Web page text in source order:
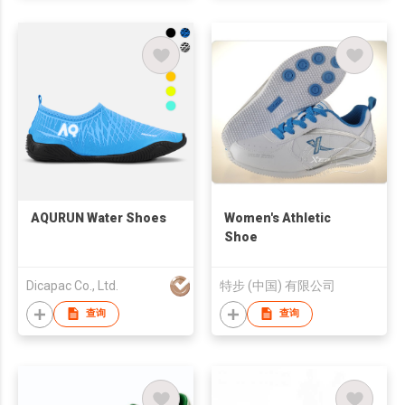
AQURUN Water Shoes
Dicapac Co., Ltd.
查询
Women's Athletic
Shoe
特步 (中国) 有限公司
查询